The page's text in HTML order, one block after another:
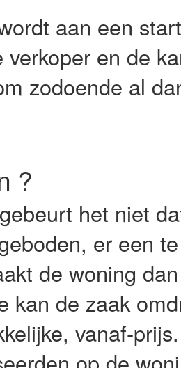
aan een
verkoper en de
zodoende al
?
het niet
er een
de woning
kan de zaak
vanaf-